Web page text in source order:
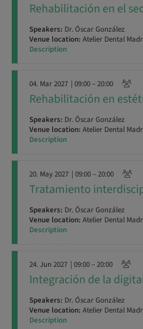
Rehabilitación en el
Speakers: Dr. Óscar González
Venue location: Atelier Dental
Description
04. Mar 2027 | 09:00 – 20:00
Rehabilitación en
Speakers: Dr. Óscar González
Venue location: Atelier Dental
Description
20. May 2027 | 09:00 – 20:00
Tratamiento
Speakers: Dr. Óscar González
Venue location: Atelier Dental
Description
24. Jun 2027 | 09:00 – 20:00
Integración de la
Speakers: Dr. Óscar González
Venue location: Atelier Dental
Description